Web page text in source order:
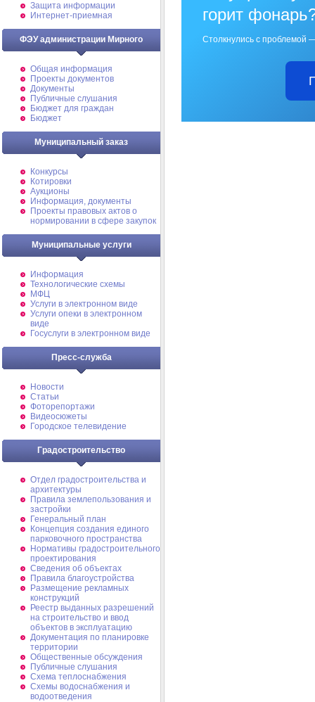
Защита информации
Интернет-приемная
ФЭУ администрации Мирного
Общая информация
Проекты документов
Документы
Публичные слушания
Бюджет для граждан
Бюджет
Муниципальный заказ
Конкурсы
Котировки
Аукционы
Информация, документы
Проекты правовых актов о
нормировании в сфере закупок
Муниципальные услуги
Информация
Технологические схемы
МФЦ
Услуги в электронном виде
Услуги опеки в электронном
виде
Госуслуги в электронном виде
Пресс-служба
Новости
Статьи
Фоторепортажи
Видеосюжеты
Городское телевидение
Градостроительство
Отдел градостроительства и
архитектуры
Правила землепользования и
застройки
Генеральный план
Концепция создания единого
парковочного пространства
Нормативы градостроительного
проектирования
Сведения об объектах
Правила благоустройства
Размещение рекламных
конструкций
Реестр выданных разрешений
на строительство и ввод
объектов в эксплуатацию
Документация по планировке
территории
Общественные обсуждения
Публичные слушания
Схема теплоснабжения
Схемы водоснабжения и
водоотведения
горит
Столкнулись с проблемой